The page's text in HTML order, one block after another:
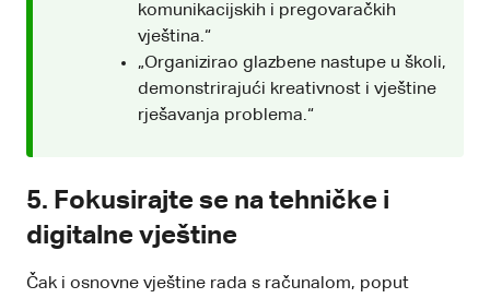
komunikacijskih i pregovaračkih
vještina.“
„Organizirao glazbene nastupe u školi,
demonstrirajući kreativnost i vještine
rješavanja problema.“
5. Fokusirajte se na tehničke i
digitalne vještine
Čak i osnovne vještine rada s računalom, poput